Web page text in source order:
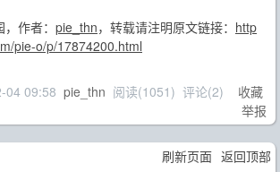
作者： pie_thn，转载请注明原文链接： http
pie-o/p/17874200.html
04 09:58 pie_thn 阅读(1051 ) 评论(2) 收藏
举报
刷新页面 返回顶部